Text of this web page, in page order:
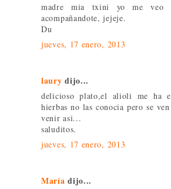
madre mia txini yo me veo
acompañandote, jejeje.
Du
jueves, 17 enero, 2013
laury dijo...
delicioso plato,el alioli me ha
hierbas no las conocia pero se
venir asi...
saluditos.
jueves, 17 enero, 2013
María dijo...